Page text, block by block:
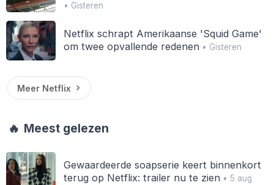
• Gisteren
Netflix schrapt Amerikaanse 'Squid Game'
om twee opvallende redenen• Gisteren
Meer Netflix
🔥 Meest gelezen
Gewaardeerde soapserie keert binnenkort
terug op Netflix: trailer nu te zien• 5 aug